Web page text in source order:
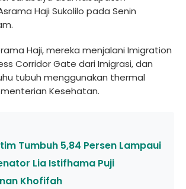
Haji Sukolilo pada Senin
Haji, mereka menjalani Imigration
Corridor Gate dari Imigrasi, dan
tubuh menggunakan thermal
Kesehatan.
Tumbuh 5,84 Persen Lampaui
Lia Istifhama Puji
Khofifah